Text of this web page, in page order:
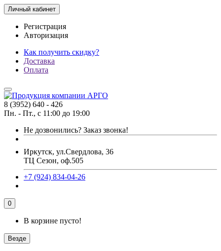
Личный кабинет
Регистрация
Авторизация
Как получить скидку?
Доставка
Оплата
8 (3952) 640 - 426
Пн. - Пт., с 11:00 до 19:00
Не дозвонились? Заказ звонка!
Иркутск, ул.Свердлова, 36
ТЦ Сезон, оф.505
+7 (924) 834-04-26
0
В корзине пусто!
Везде